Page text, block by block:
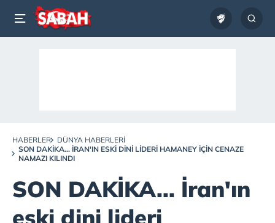
HABERLER
DÜNYA HABERLERI
SON DAKİKA... İRAN'IN ESKI DINI LIDERI HAMANEY IÇIN CENAZE
NAMAZI KILINDI
SON DAKİKA... İran'ın
eski dini lideri